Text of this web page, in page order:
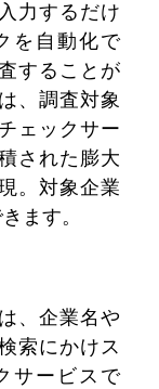
力するだけ
を自動化で
することが
、調査対象
ェックサー
された膨大
。対象企業
ます。
、企業名や
索にかけス
サービスで